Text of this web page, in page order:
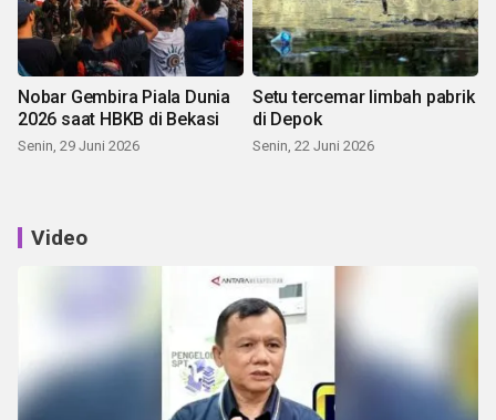
Nobar Gembira Piala Dunia
2026 saat HBKB di Bekasi
Senin, 29 Juni 2026
Setu tercemar limbah pabrik
di Depok
Senin, 22 Juni 2026
Video